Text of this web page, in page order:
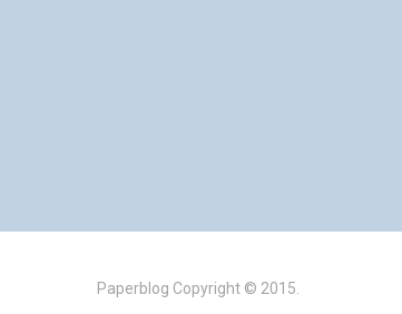
Paperblog Copyright © 2015.